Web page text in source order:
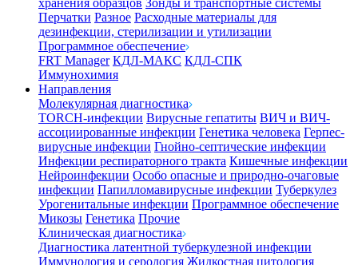
хранения образцов Зонды и транспортные системы
Перчатки Разное Расходные материалы для
дезинфекции, стерилизации и утилизации
Программное обеспечение
FRT Manager КДЛ-МАКС КДЛ-СПК
Иммунохимия
Направления
Молекулярная диагностика
TORCH-инфекции Вирусные гепатиты ВИЧ и ВИЧ-
ассоциированные инфекции Генетика человека Герпес-
вирусные инфекции Гнойно-септические инфекции
Инфекции респираторного тракта Кишечные инфекции
Нейроинфекции Особо опасные и природно-очаговые
инфекции Папилломавирусные инфекции Туберкулез
Урогенитальные инфекции Программное обеспечение
Микозы Генетика Прочие
Клиническая диагностика
Диагностика латентной туберкулезной инфекции
Иммунология и серология Жидкостная цитология